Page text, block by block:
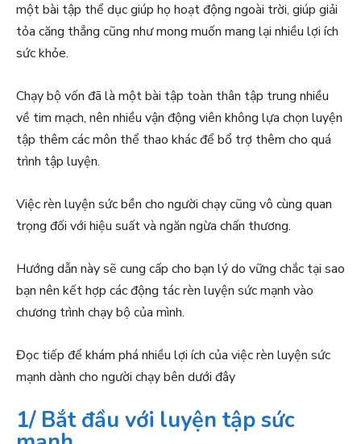
một bài tập thể dục giúp họ hoạt động ngoài trời, giúp giải
tỏa căng thẳng cũng như mong muốn mang lại nhiều lợi ích
sức khỏe.
Chạy bộ vốn đã là một bài tập toàn thân tập trung nhiều
về tim mạch, nên nhiều vận động viên không lựa chọn luyện
tập thêm các môn thể thao khác để bổ trợ thêm cho quá
trình tập luyện.
Việc rèn luyện sức bền cho người chạy cũng vô cùng quan
trọng đối với hiệu suất và ngăn ngừa chấn thương.
Hướng dẫn này sẽ cung cấp cho bạn lý do vững chắc tại sao
bạn nên kết hợp các động tác rèn luyện sức mạnh vào
chương trình chạy bộ của mình.
Đọc tiếp để khám phá nhiều lợi ích của việc rèn luyện sức
mạnh dành cho người chạy bên dưới đây
1/ Bắt đầu với luyện tập sức